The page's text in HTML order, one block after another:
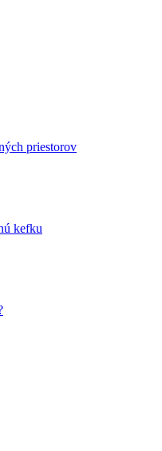
priestorov
kefku